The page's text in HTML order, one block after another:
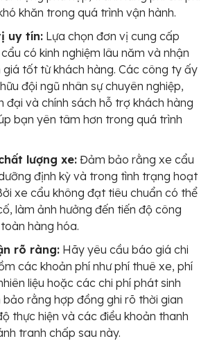
khăn trong quá trình vận hành.
uy tín: Lựa chọn đơn vị cung cấp
có kinh nghiệm lâu năm và nhận
giá tốt từ khách hàng. Các công ty ấy
đội ngũ nhân sự chuyên nghiệp,
đại và chính sách hỗ trợ khách hàng
bạn yên tâm hơn trong quá trình
lượng xe: Đảm bảo rằng xe cẩu
định kỳ và trong tình trạng hoạt
xe cẩu không đạt tiêu chuẩn có thể
làm ảnh hưởng đến tiến độ công
hàng hóa.
rõ ràng: Hãy yêu cầu báo giá chi
các khoản phí như phí thuê xe, phí
liệu hoặc các chi phí phát sinh
rằng hợp đồng ghi rõ thời gian
thực hiện và các điều khoản thanh
tranh chấp sau này.